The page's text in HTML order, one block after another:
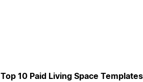
Top 10 Paid Living Space Templates